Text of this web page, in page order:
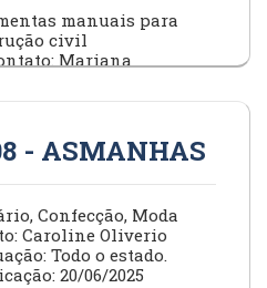
manuais para
civil
Mariana
Metropolitana.
- ASMANHAS
Confecção, Moda
Caroline Oliverio
Todo o estado.
20/06/2025